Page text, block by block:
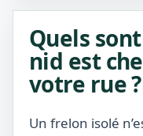
Quels
nid est
votre rue ?
Un frelon isolé